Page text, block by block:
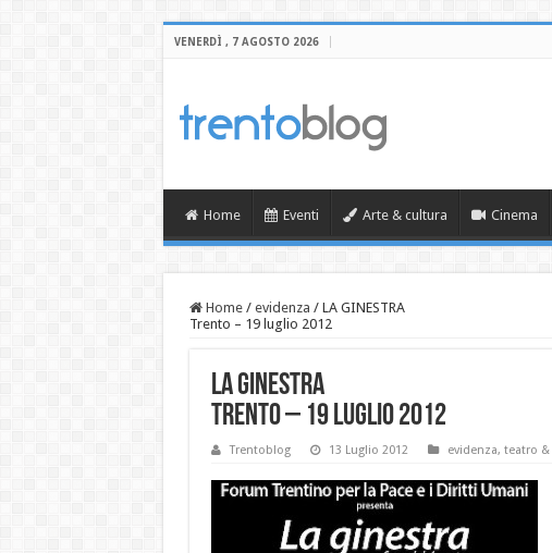
VENERDÌ , 7 AGOSTO 2026
Home Eventi Arte & cultura Cinema
Home / evidenza / LA GINESTRA
Trento – 19 luglio 2012
LA GINESTRA
Trento – 19 luglio 2012
Trentoblog 13 Luglio 2012 evidenza, teatro &